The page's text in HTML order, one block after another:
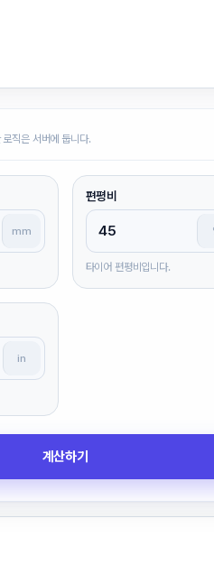
직은 서버에 둡니다.
mm
편평비
타이어 편평비입니다.
in
계산하기